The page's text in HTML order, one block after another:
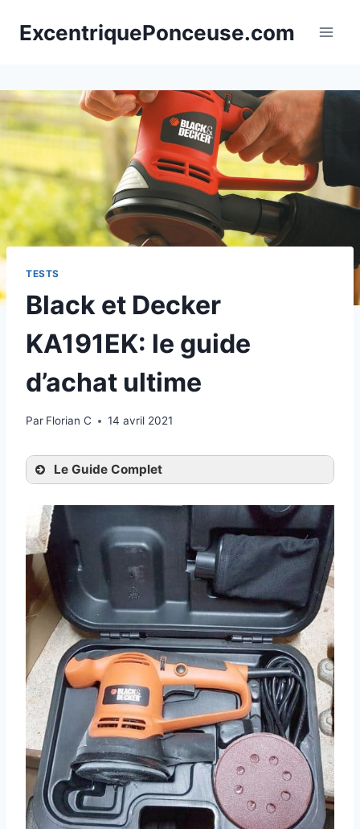
ExcentriquePonceuse.com
TESTS
Black et Decker
KA191EK: le guide
d’achat ultime
Par Florian C 14 avril 2021
Le Guide Complet